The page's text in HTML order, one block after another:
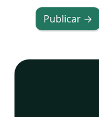
Publicar →